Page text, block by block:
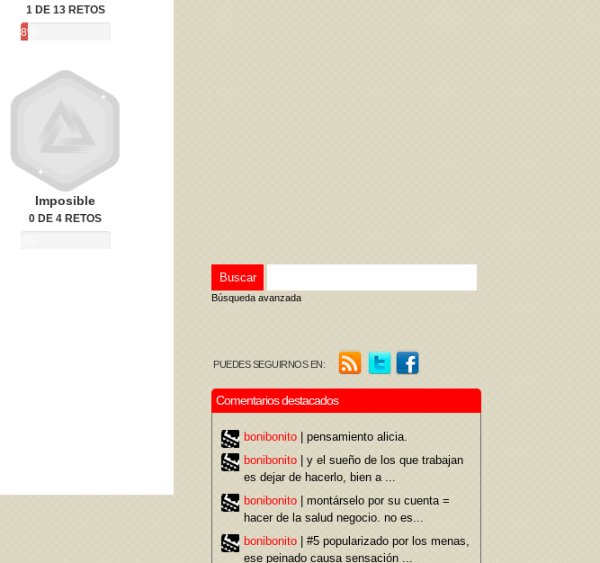
1 DE 13 RETOS
8%
Imposible
0 DE 4 RETOS
Búsqueda avanzada
PUEDES SEGUIRNOS EN:
Comentarios destacados
bonibonito | pensamiento alicia.
bonibonito | y el sueño de los que trabajan
es dejar de hacerlo, bien a ...
bonibonito | montárselo por su cuenta =
hacer de la salud negocio. no es...
bonibonito | #5 popularizado por los menas,
ese peinado causa sensación ...